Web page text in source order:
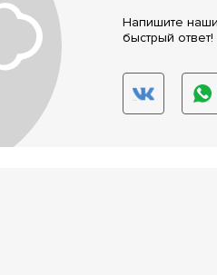
Напишите
быстрый ответ!